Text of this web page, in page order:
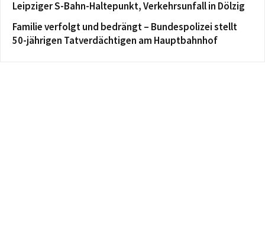
Leipziger S-Bahn-Haltepunkt, Verkehrsunfall in Dölzig
Familie verfolgt und bedrängt – Bundespolizei stellt
50-jährigen Tatverdächtigen am Hauptbahnhof